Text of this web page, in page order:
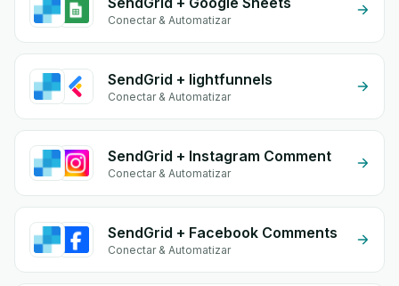
Conectar & Automatizar
SendGrid + lightfunnels
Conectar & Automatizar
SendGrid + Instagram Comment
Conectar & Automatizar
SendGrid + Facebook Comments
Conectar & Automatizar